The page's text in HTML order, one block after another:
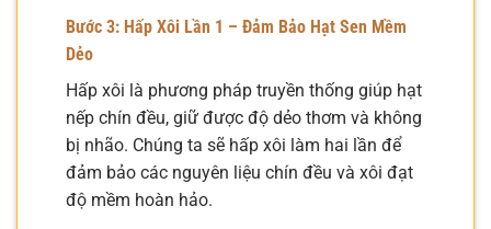
Bước 3: Hấp Xôi Lần 1 – Đảm Bảo Hạt Sen Mềm
Dẻo
Hấp xôi là phương pháp truyền thống giúp hạt
nếp chín đều, giữ được độ dẻo thơm và không
bị nhão. Chúng ta sẽ hấp xôi làm hai lần để
đảm bảo các nguyên liệu chín đều và xôi đạt
độ mềm hoàn hảo.